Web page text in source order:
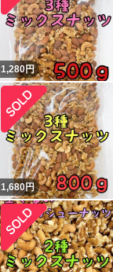
1,280円
1,680円